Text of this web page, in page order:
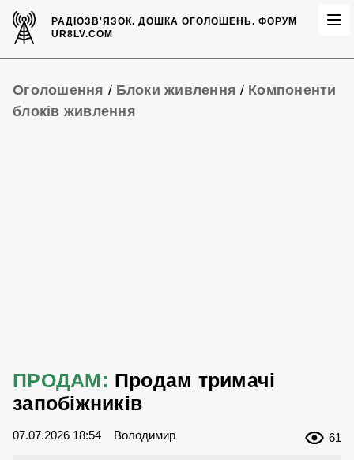
РАДІОЗВ'ЯЗОК.ДОШКА ОГОЛОШЕНЬ. ФОРУМ
UR8LV.COM
Оголошення / Блоки живлення / Компоненти
блоків живлення
ПРОДАМ: Продам тримачі
запобіжників
07.07.2026 18:54 Володимир 61